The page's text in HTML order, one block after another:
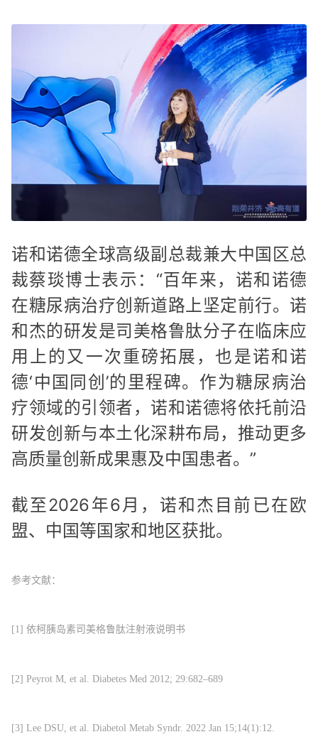
诺和诺德全球高级副总裁兼大中国区总
裁蔡琰博士表示：“百年来，诺和诺德
在糖尿病治疗创新道路上坚定前行。诺
和杰的研发是司美格鲁肽分子在临床应
用上的又一次重磅拓展，也是诺和诺
德‘中国同创’的里程碑。作为糖尿病治
疗领域的引领者，诺和诺德将依托前沿
研发创新与本土化深耕布局，推动更多
高质量创新成果惠及中国患者。”
截至2026年6月，诺和杰目前已在欧
盟、中国等国家和地区获批。
参考文献：
[1] 依柯胰岛素司美格鲁肽注射液说明书
[2] Peyrot M, et al. Diabetes Med 2012; 29:682–689
[3] Lee DSU, et al. Diabetol Metab Syndr. 2022 Jan 15;14(1):12.